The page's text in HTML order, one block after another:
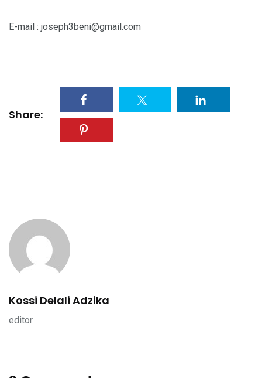
E-mail : joseph3beni@gmail.com
Share:
Kossi Delali Adzika
editor